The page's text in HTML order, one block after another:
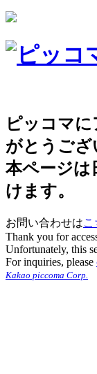
ピッコマ
がとうござ
本ページは
けます。
お問い合わせはこ
Thank you for
Unfortunately, this
For inquiries, please
Kakao piccoma Corp.